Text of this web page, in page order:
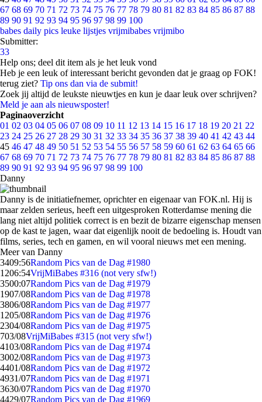
67 68 69 70 71 72 73 74 75 76 77 78 79 80 81 82 83 84 85 86 87 88
89 90 91 92 93 94 95 96 97 98 99 100
babes daily pics leuke lijstjes vrijmibabes vrijmibo
Submitter:
33
Help ons; deel dit item als je het leuk vond
Heb je een leuk of interessant bericht gevonden dat je graag op FOK!
terug ziet? Tip ons dan via de submit!
Zoek jij altijd de leukste nieuwtjes en kun je daar leuk over schrijven?
Meld je aan als nieuwsposter!
Paginaoverzicht
01 02 03 04 05 06 07 08 09 10 11 12 13 14 15 16 17 18 19 20 21 22
23 24 25 26 27 28 29 30 31 32 33 34 35 36 37 38 39 40 41 42 43 44
45 46 47 48 49 50 51 52 53 54 55 56 57 58 59 60 61 62 63 64 65 66
67 68 69 70 71 72 73 74 75 76 77 78 79 80 81 82 83 84 85 86 87 88
89 90 91 92 93 94 95 96 97 98 99 100
Danny
Danny is de initiatiefnemer, oprichter en eigenaar van FOK.nl. Hij is
maar zelden serieus, heeft een uitgesproken Rotterdamse mening die
lang niet altijd politiek correct is en bezit de bizarre eigenschap mensen
op de kast te jagen, waar dat eigenlijk nooit de bedoeling is. Houdt van
films, series, tech en gamen, en wil vooral nieuws met een mening.
Meer van Danny
3409:56Random Pics van de Dag #1980
1206:54VrijMiBabes #316 (not very sfw!)
3500:07Random Pics van de Dag #1979
1907/08Random Pics van de Dag #1978
3806/08Random Pics van de Dag #1977
1205/08Random Pics van de Dag #1976
2304/08Random Pics van de Dag #1975
703/08VrijMiBabes #315 (not very sfw!)
4103/08Random Pics van de Dag #1974
3002/08Random Pics van de Dag #1973
4401/08Random Pics van de Dag #1972
4931/07Random Pics van de Dag #1971
3630/07Random Pics van de Dag #1970
4429/07Random Pics van de Dag #1969